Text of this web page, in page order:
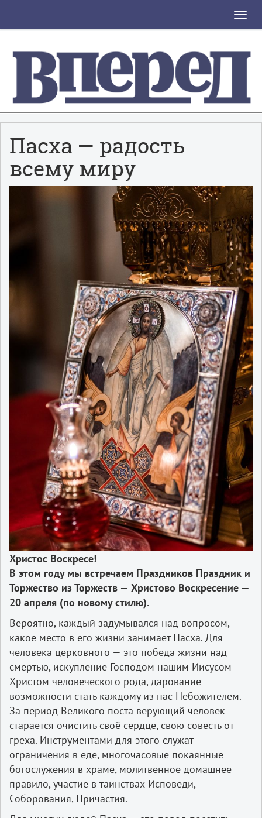
Toggle
Пасха — радость
всему миру
Христос Воскресе!
В этом году мы встречаем Праздников Праздник и
Торжество из Торжеств — Христово Воскресение —
20 апреля (по новому стилю).
Вероятно, каждый задумывался над вопросом,
какое место в его жизни занимает Пасха. Для
человека церковного — это победа жизни над
смертью, искупление Господом нашим Иисусом
Христом человеческого рода, дарование
возможности стать каждому из нас Небожителем.
За период Великого поста верующий человек
старается очистить своё сердце, свою совесть от
греха. Инструментами для этого служат
ограничения в еде, многочасовые покаянные
богослужения в храме, молитвенное домашнее
правило, участие в таинствах Исповеди,
Соборования, Причастия.